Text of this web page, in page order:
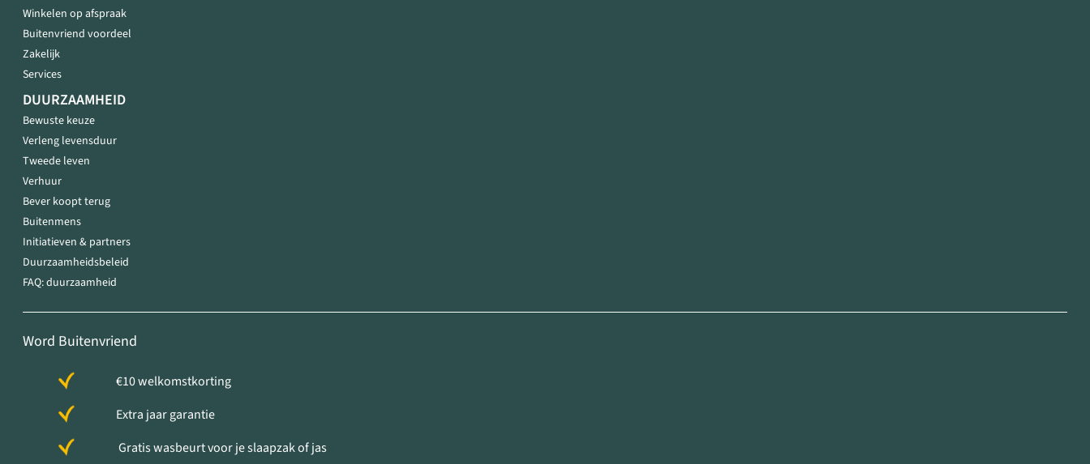
Winkelen op afspraak
Buitenvriend voordeel
Zakelijk
Services
DUURZAAMHEID
Bewuste keuze
Verleng levensduur
Tweede leven
Verhuur
Bever koopt terug
Buitenmens
Initiatieven & partners
Duurzaamheidsbeleid
FAQ: duurzaamheid
Word Buitenvriend
€10 welkomstkorting
Extra jaar garantie
Gratis wasbeurt voor je slaapzak of jas